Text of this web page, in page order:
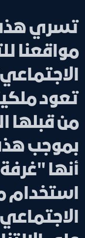
تسري
مواقعنا
تعود
من قبلها
بموجب
أنها
استخدام